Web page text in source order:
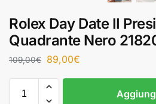
Rolex Day Date II
Quadrante Nero
109,00€ 89,00€